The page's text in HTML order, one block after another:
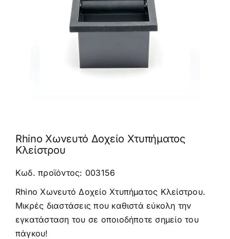
Rhino Χωνευτό Δοχείο Χτυπήματος
Κλείστρου
Κωδ. προϊόντος: 003156
Rhino Χωνευτό Δοχείο Χτυπήματος Κλείστρου.
Μικρές διαστάσεις που καθιστά εύκολη την
εγκατάσταση του σε οποιοδήποτε σημείο του
πάγκου!